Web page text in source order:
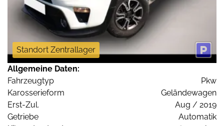
Standort Zentrallager
Allgemeine Daten:
Fahrzeugtyp
Pkw
Karosserieform
Geländewagen
Erst-Zul.
Aug / 2019
Getriebe
Automatik